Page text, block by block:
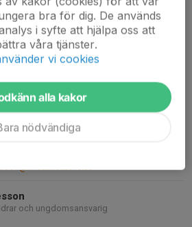
och ungdomsansvarig
bra för dig. De används
i syfte att hjälpa oss att
våra tjänster.
vi cookies
alla kakor
nödvändiga